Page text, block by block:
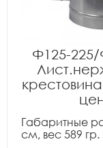
Ф125-
Габаритные
см, вес 589 гр.